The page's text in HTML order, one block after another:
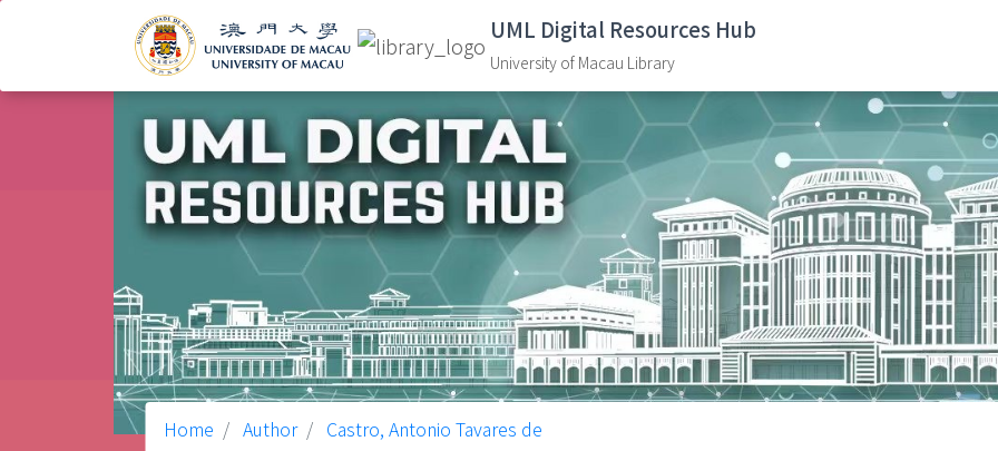
UML Digital Resources Hub
University of Macau Library
Home Author Castro, Antonio Tavares de